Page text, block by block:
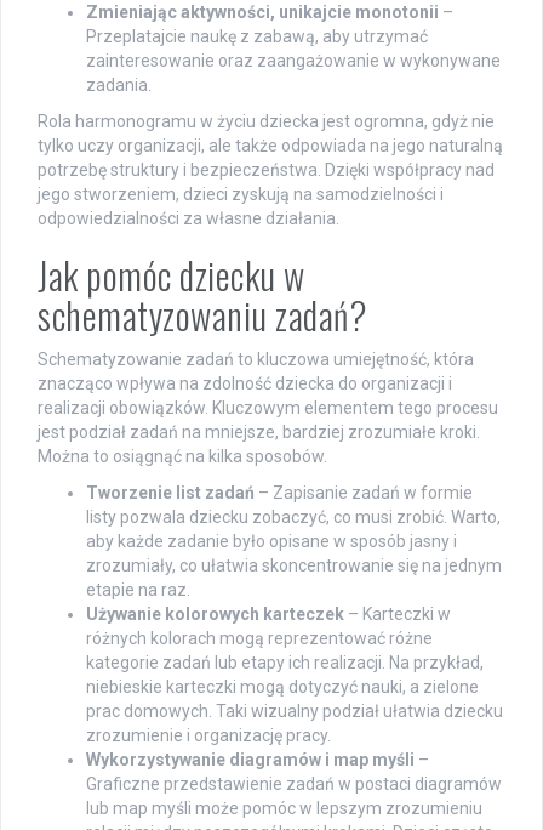
Zmieniając aktywności, unikajcie monotonii –
Przeplatajcie naukę z zabawą, aby utrzymać
zainteresowanie oraz zaangażowanie w wykonywane
zadania.
Rola harmonogramu w życiu dziecka jest ogromna, gdyż nie
tylko uczy organizacji, ale także odpowiada na jego naturalną
potrzebę struktury i bezpieczeństwa. Dzięki współpracy nad
jego stworzeniem, dzieci zyskują na samodzielności i
odpowiedzialności za własne działania.
Jak pomóc dziecku w
schematyzowaniu zadań?
Schematyzowanie zadań to kluczowa umiejętność, która
znacząco wpływa na zdolność dziecka do organizacji i
realizacji obowiązków. Kluczowym elementem tego procesu
jest podział zadań na mniejsze, bardziej zrozumiałe kroki.
Można to osiągnąć na kilka sposobów.
Tworzenie list zadań – Zapisanie zadań w formie
listy pozwala dziecku zobaczyć, co musi zrobić. Warto,
aby każde zadanie było opisane w sposób jasny i
zrozumiały, co ułatwia skoncentrowanie się na jednym
etapie na raz.
Używanie kolorowych karteczek – Karteczki w
różnych kolorach mogą reprezentować różne
kategorie zadań lub etapy ich realizacji. Na przykład,
niebieskie karteczki mogą dotyczyć nauki, a zielone
prac domowych. Taki wizualny podział ułatwia dziecku
zrozumienie i organizację pracy.
Wykorzystywanie diagramów i map myśli –
Graficzne przedstawienie zadań w postaci diagramów
lub map myśli może pomóc w lepszym zrozumieniu